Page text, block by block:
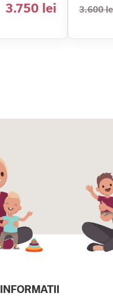
3.750 lei 3.600
INFORMATII